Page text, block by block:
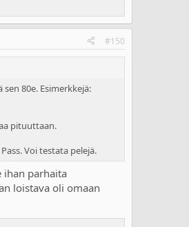
#150
80e. Esimerkkejä:
pituuttaan.
Voi testata pelejä.
ihan parhaita
loistava oli omaan